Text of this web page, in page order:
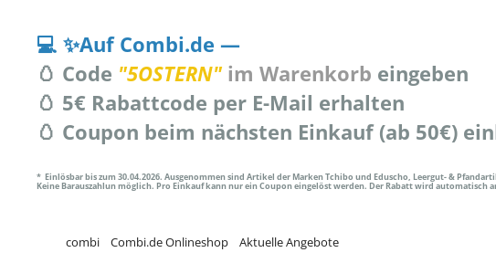
💻 ✨Auf Combi.de —
🥚 Code "5OSTERN" im Warenkorb eingeben
🥚 5€ Rabattcode per E-Mail erhalten
🥚 Coupon beim nächsten Einkauf (ab 50€)
* Einlösbar bis zum 30.04.2026. Ausgenommen sind Artikel der Marken Tchibo und Eduscho, Leergut- &
Keine Barauszahlun möglich. Pro Einkauf kann nur ein Coupon eingelöst werden. Der Rabatt wird automatisch
combi Combi.de Onlineshop Aktuelle Angebote